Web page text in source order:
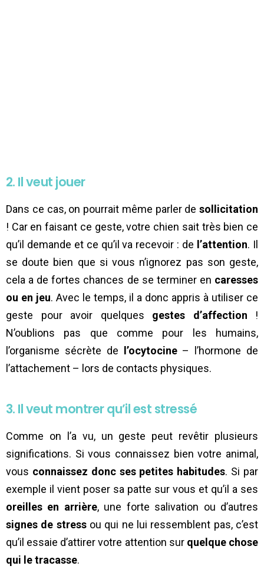
2. Il veut jouer
Dans ce cas, on pourrait même parler de sollicitation
! Car en faisant ce geste, votre chien sait très bien ce
qu’il demande et ce qu’il va recevoir : de l’attention. Il
se doute bien que si vous n’ignorez pas son geste,
cela a de fortes chances de se terminer en caresses
ou en jeu. Avec le temps, il a donc appris à utiliser ce
geste pour avoir quelques gestes d’affection !
N’oublions pas que comme pour les humains,
l’organisme sécrète de
l’ocytocine– l’hormone de
l’attachement – lors de contacts physiques.
3. Il veut montrer qu’il est stressé
Comme on l’a vu, un geste peut revêtir plusieurs
significations. Si vous connaissez bien votre animal,
vous connaissez donc ses petites habitudes. Si par
exemple il vient poser sa patte sur vous et qu’il a ses
oreilles en arrière, une forte salivation ou d’autres
signes de stressou qui ne lui ressemblent pas, c’est
qu’il essaie d’attirer votre attention surquelque chose
qui le tracasse.